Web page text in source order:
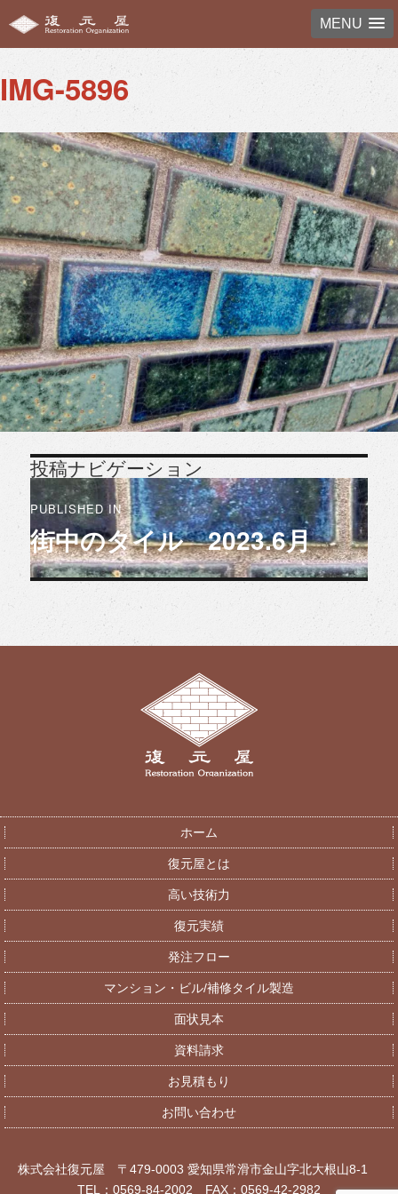
MENU
Next Image
IMG-5896
投稿ナビゲーション
PUBLISHED IN
街中のタイル 2023.6月
ホーム
復元屋とは
高い技術力
復元実績
発注フロー
マンション・ビル/補修タイル製造
面状見本
資料請求
お見積もり
お問い合わせ
株式会社復元屋 〒479-0003 愛知県常滑市金山字北大根山8-1
TEL：0569-84-2002 FAX：0569-42-2982